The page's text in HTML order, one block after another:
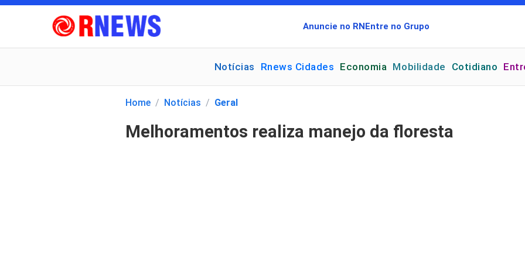
Anuncie no RNEntre no Grupo
Pesquisar
por:
Notícias Rnews Cidades Economia Mobilidade Cotidiano
Home / Notícias / Geral
Melhoramentos realiza manejo da floresta